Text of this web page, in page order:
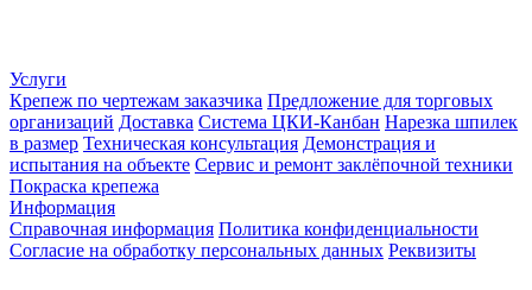
Услуги
Крепеж по чертежам заказчика Предложение для торговых
организаций Доставка Система ЦКИ-Канбан Нарезка шпилек
в размер Техническая консультация Демонстрация и
испытания на объекте Сервис и ремонт заклёпочной техники
Покраска крепежа
Информация
Справочная информация Политика конфиденциальности
Согласие на обработку персональных данных Реквизиты